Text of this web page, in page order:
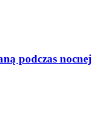
podczas nocnej